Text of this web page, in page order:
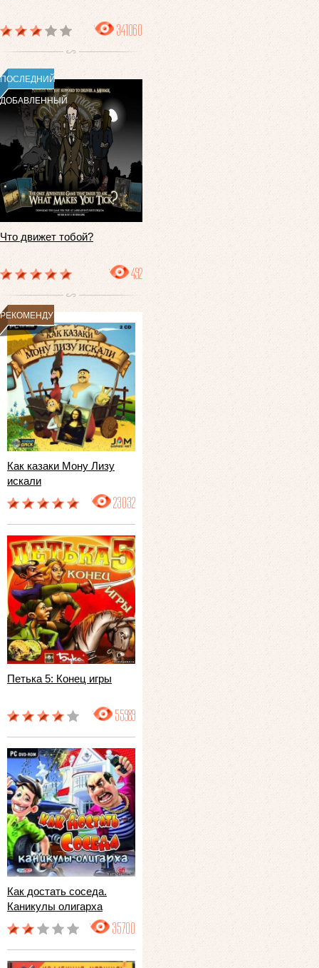
341060
ПОСЛЕДНИЙ
ДОБАВЛЕННЫЙ
Что движет тобой?
492
РЕКОМЕНДУЕМ
Как казаки Мону Лизу
искали
23032
Петька 5: Конец игры
55989
Как достать соседа.
Каникулы олигарха
35700